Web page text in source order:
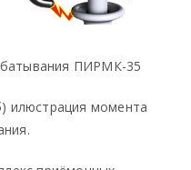
ПИРМК-35
момента